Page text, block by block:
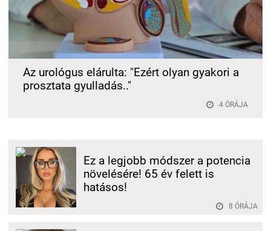
Az urológus elárulta: "Ezért olyan gyakori a
prosztata gyulladás.."
4 ÓRÁJA
Ez a legjobb módszer a potencia
növelésére! 65 év felett is
hatásos!
8 ÓRÁJA